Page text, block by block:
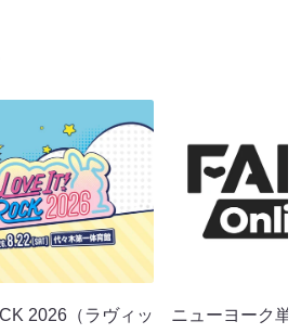
2026（ラヴィッ
ニューヨーク単